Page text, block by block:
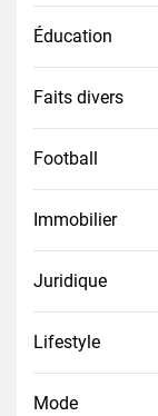
Éducation
Faits divers
Football
Immobilier
Juridique
Lifestyle
Mode